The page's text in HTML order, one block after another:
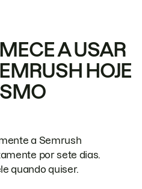
A USAR
HOJE
a Semrush
por sete dias.
quando quiser.